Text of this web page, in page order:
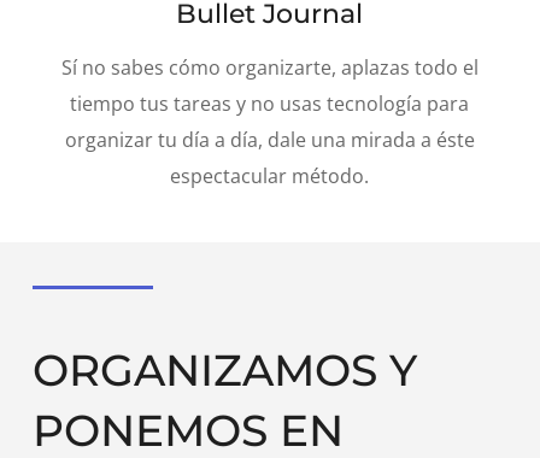
Bullet Journal
Sí no sabes cómo organizarte, aplazas todo el
tiempo tus tareas y no usas tecnología para
organizar tu día a día, dale una mirada a éste
espectacular método.
ORGANIZAMOS Y
PONEMOS EN